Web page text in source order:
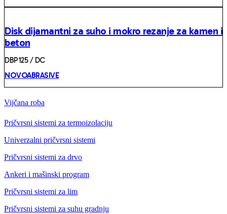
Disk dijamantni za suho i mokro rezanje za kamen i
beton
DBP125 / DC
NOVOABRASIVE
Vijčana roba
Pričvrsni sistemi za termoizolaciju
Univerzalni pričvrsni sistemi
Pričvrsni sistemi za drvo
Ankeri i mašinski program
Pričvrsni sistemi za lim
Pričvrsni sistemi za suhu gradnju